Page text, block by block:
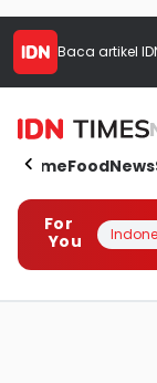
Baca artikel
HomeFoodNews
For
You